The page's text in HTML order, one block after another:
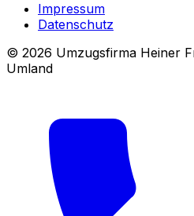
Impressum
Datenschutz
© 2026 Umzugsfirma Heiner
Umland